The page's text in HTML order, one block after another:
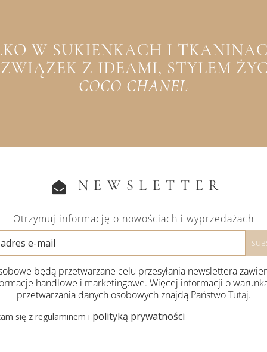
W SUKIENKACH I
Z IDEAMI, STYLEM
COCO CHANEL
NEWSLETTER
Otrzymuj informację o nowościach i wyprzedażach
będą przetwarzane celu przesyłania newslettera
handlowe i marketingowe. Więcej informacji o
przetwarzania danych osobowych znajdą PaństwoTutaj.
się z regulaminem i polityką prywatności